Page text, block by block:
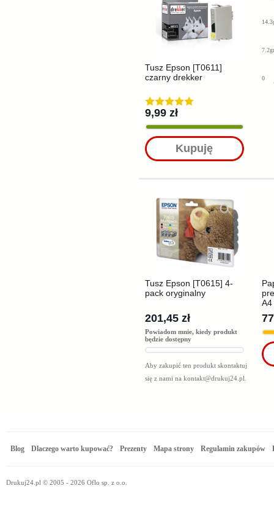
Tusz Epson [T0611]
czarny drekker
9,99 zł
Kupuję
7.2gr
0
Tusz Epson [T0615] 4-
pack oryginalny
201,45 zł
Powiadom mnie, kiedy produkt
będzie dostępny
Aby zakupić ten produkt skontaktuj
się z nami na kontakt@drukuj24.pl
Blog Dlaczego warto kupować? Prezenty Mapa strony Regulamin zakupów
Drukuj24.pl © 2005 - 2026 Oflo sp. z o.o.